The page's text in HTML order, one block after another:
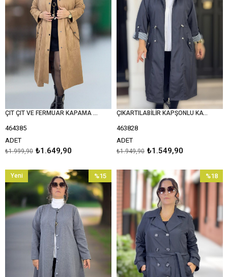
ÇIT ÇIT VE FERMUAR KAPAMA CEPLİ ASTARSIZ BÜYÜK BEDEN UZUN SÜET CEKET
464385
ADET
₺1.649,90
₺1.999,90
ÇIKARTILABİLİR KAPŞONLU KATLANABİLİR KOL DETAY BONDED KUMAŞ UZUN BOY EKSTRA BÜYÜK BEDEN TRENÇKOT
463828
ADET
₺1.549,90
₺1.949,90
%15
İndirim
%15İndirim
Yeni
Ürün
%18
İndirim